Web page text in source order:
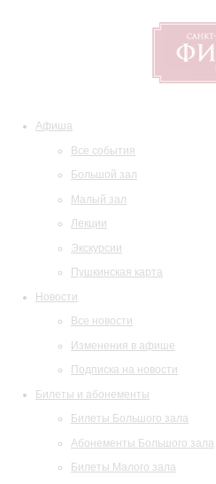
Афиша
Все события
Большой зал
Малый зал
Лекции
Экскурсии
Пушкинская карта
Новости
Все новости
Изменения в афише
Подписка на новости
Билеты и абонементы
Билеты Большого зала
Абонементы Большого зала
Билеты Малого зала